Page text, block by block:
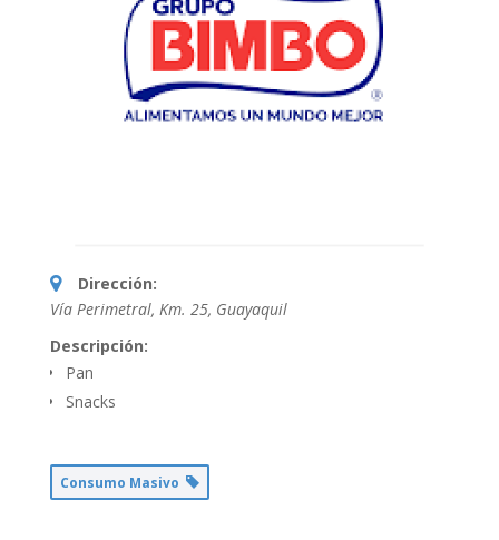
Dirección:
Vía Perimetral, Km. 25, Guayaquil
Descripción:
Pan
Snacks
Consumo Masivo